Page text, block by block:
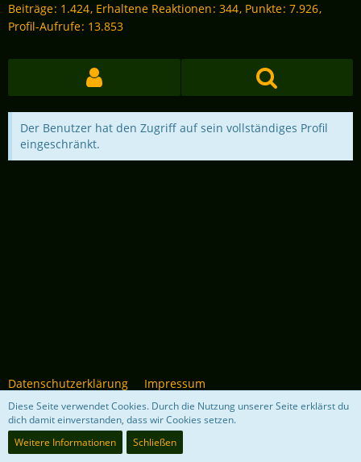
Beiträge 1.424 Erhaltene Reaktionen 344 Punkte 7.926
Profil-Aufrufe 13.853
Der Benutzer hat den Zugriff auf sein vollständiges Profil
eingeschränkt.
Datenschutzerklärung Impressum
Community-Software:
Diese Seite verwendet Cookies. Durch die Nutzung unserer Seite erklärst du
dich damit einverstanden, dass wir Cookies setzen.
Weitere Informationen
Schließen